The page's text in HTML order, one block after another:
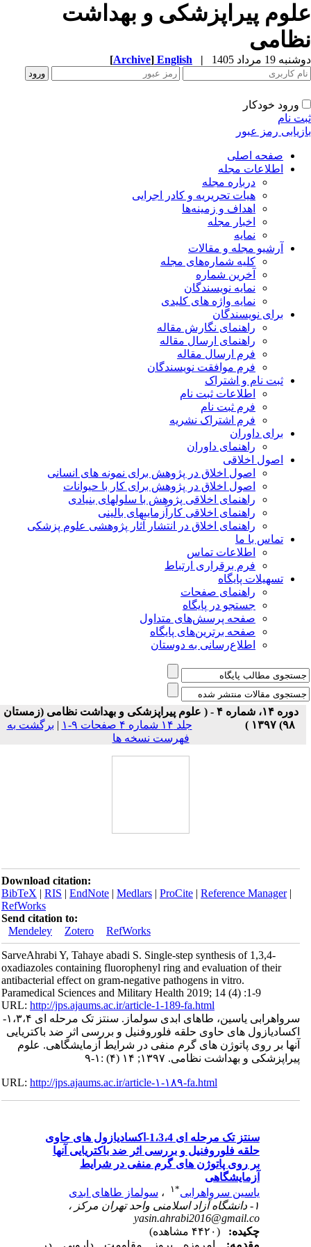
پیراپزشکی و بهداشت
19 مرداد 1405 |
English
[Archive]
ورود خودکار
نام
رمز عبور
صفحه اصلی
اطلاعات مجله
درباره مجله
هیات تحریریه و کادر اجرایی
اهداف و زمینه‌ها
اخبار مجله
نمایه
آرشیو مجله و مقالات
کلیه شماره‌های مجله
آخرین شماره
نمایه نویسندگان
نمایه واژه های کلیدی
برای نویسندگان
راهنمای نگارش مقاله
راهنمای ارسال مقاله
فرم ارسال مقاله
فرم موافقت نویسندگان
ثبت نام و اشتراک
اطلاعات ثبت نام
فرم ثبت نام
فرم اشتراک نشریه
برای داوران
راهنمای داوران
اصول اخلاقی
اصول اخلاق در پژوهش برای نمونه های انسانی
اصول اخلاق در پژوهش برای کار با حیوانات
راهنمای اخلاقی پژوهش با سلولهای بنیادی
راهنمای اخلاقی کارآزماییهای بالینی
راهنمای اخلاق در انتشار آثار پژوهشی علوم پزشکی
تماس با ما
اطلاعات تماس
فرم برقراری ارتباط
تسهیلات پایگاه
راهنمای صفحات
جستجو در پایگاه
صفحه پرسش‌های متداول
صفحه برترین‌های پایگاه
اطلاع‌رسانی به دوستان
دوره ۱۴، شماره ۴ - ( علوم پیراپزشکی و بهداشت نظامی (زمستان
۹۸) ۱۳۹۷ )
جلد ۱۴ شماره ۴ صفحات ۹-۱ | برگشت به
فهرست نسخه ها
Download citation:
BibTeX|RIS|EndNote|Medlars|ProCite|Reference Manager
RefWorks
Send citation to:
Mendeley
Zotero RefWorks
SarveAhrabi Y, Tahaye abadi S. Single-step synthesis of 1,3,4-
oxadiazoles containing fluorophenyl ring and evaluation of their
antibacterial effect on gram-negative pathogens in vitro.
Paramedical Sciences and Military Health 2019; 14 (4) :1-9
URL:http://jps.ajaums.ac.ir/article-1-189-fa.html
سرواهرابی یاسین، طاهای ابدی سولماز. سنتز تک مرحله ای ۱،۳،۴-
اکسادیازول های حاوی حلقه فلوروفنیل و بررسی اثر ضد باکتریایی
آنها بر روی پاتوژن های گرم منفی در شرایط آزمایشگاهی. علوم
پیراپزشکی و بهداشت نظامی. ۱۳۹۷; ۱۴ (۴) :۱-۹
URL:http://jps.ajaums.ac.ir/article-۱-۱۸۹-fa.html
سنتز تک مرحله ای 1،3،4-اکسادیازول های حاوی
حلقه فلوروفنیل و بررسی اثر ضد باکتریایی آنها
بر روی پاتوژن های گرم منفی در شرایط
آزمایشگاهی
یاسین سرواهرابی
۱ ،
سولماز طاهای ابدی
yasin.ahrabi2016@gmail.co
چکیده: